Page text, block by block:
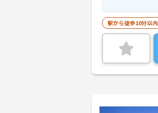
駅から徒歩10分以内